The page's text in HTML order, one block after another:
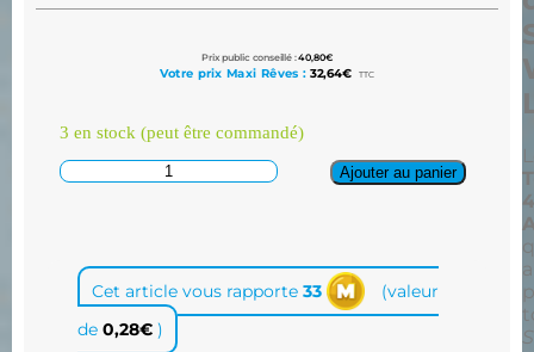
Prix public conseillé : 40,80€
Votre prix Maxi Rêves : 32,64€ TTC
3 en stock (peut être commandé)
Ajouter au panier
Cet article vous rapporte 33
(valeur
de 0,28€ )